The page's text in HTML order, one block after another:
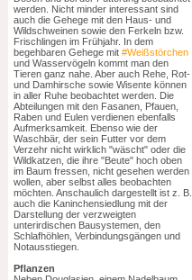
werden. Nicht minder interessant sind
auch die Gehege mit den Haus- und
Wildschweinen sowie den Ferkeln bzw.
Frischlingen im Frühjahr. In dem
begehbaren Gehege mit #Weißstörchen
und Wasservögeln kommt man den
Tieren ganz nahe. Aber auch Rehe, Rot-
und Damhirsche sowie Wisente können
in aller Ruhe beobachtet werden. Die
Abteilungen mit den Fasanen, Pfauen,
Raben und Eulen verdienen ebenfalls
Aufmerksamkeit. Ebenso wie der
Waschbär, der sein Futter vor dem
Verzehr nicht wirklich "wäscht" oder die
Wildkatzen, die ihre "Beute" hoch oben
im Baum fressen, nicht gesehen werden
wollen, aber selbst alles beobachten
möchten. Anschaulich dargestellt ist z. B.
auch die Kaninchensiedlung mit der
Darstellung der verzweigten
unterirdischen Bausystemen, den
Schlafhöhlen, Verbindungsgängen und
Notausstiegen.
Pflanzen